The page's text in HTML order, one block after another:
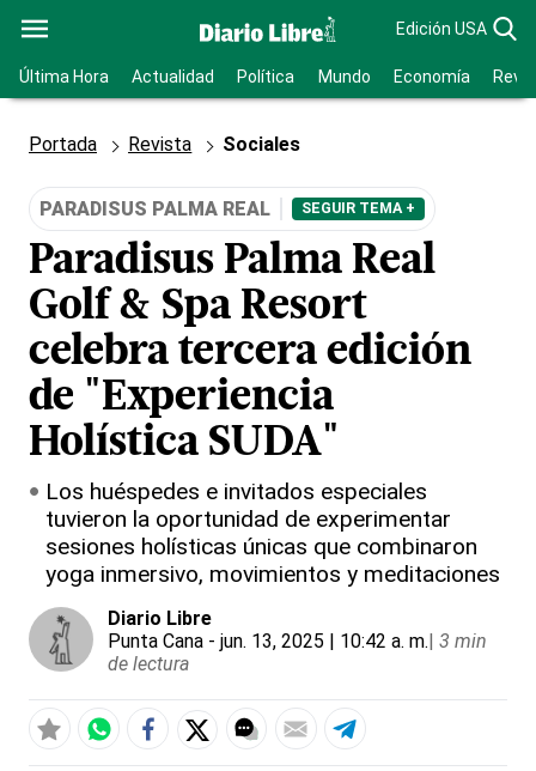
Edición USA
Última Hora Actualidad Política Mundo Economía
Portada Revista Sociales
PARADISUS PALMA REAL SEGUIR TEMA +
Paradisus Palma Real
Golf & Spa Resort
celebra tercera edición
de "Experiencia
Holística SUDA"
Los huéspedes e invitados especiales
tuvieron la oportunidad de experimentar
sesiones holísticas únicas que combinaron
yoga inmersivo, movimientos y meditaciones
Diario Libre
Punta Cana - jun. 13, 2025 | 10:42 a. m.| 3 min
de lectura